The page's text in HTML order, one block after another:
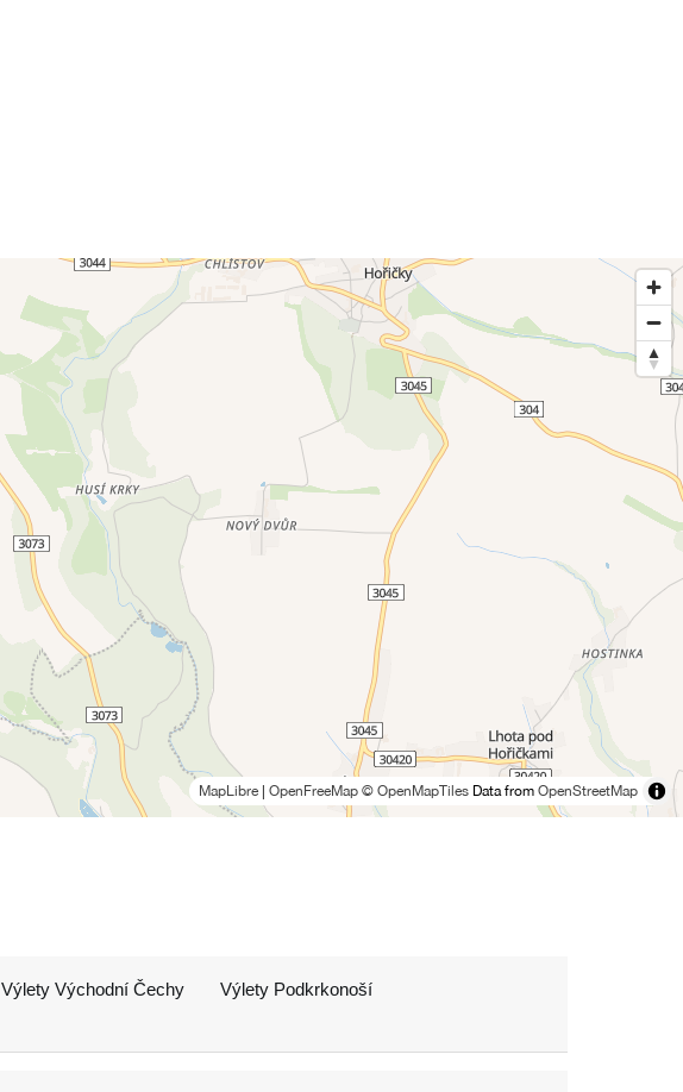
MapLibre OpenFreeMap © OpenMapTiles Data from OpenStreetMap
Výlety Východní Čechy
Výlety Podkrkonoší